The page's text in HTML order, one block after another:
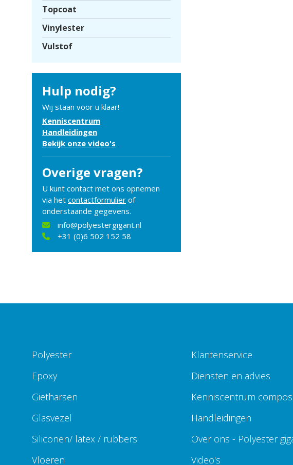
Topcoat
Vinylester
Vulstof
Hulp nodig?
Wij staan voor u klaar!
Kenniscentrum
Handleidingen
Bekijk onze video's
Overige vragen?
U kunt contact met ons opnemen
via het contactformulier of
onderstaande gegevens.
info@polyestergigant.nl
+31 (0)6 502 152 58
Polyester
Epoxy
Gietharsen
Glasvezel
Siliconen/ latex / rubbers
Vloeren
Klantenservice
Diensten en advies
Kenniscentrum
Handleidingen
Over ons - Polyester
Video's